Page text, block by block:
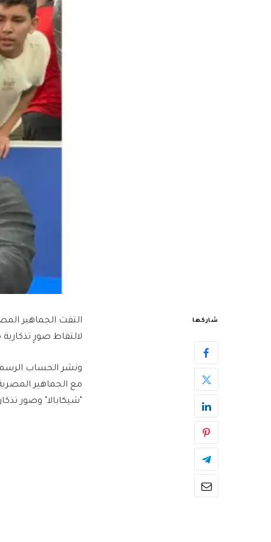
شاركها
التفت الجماهير
لالتقاط صورٍ
ونشر الحساب
مع الجماهير
‘شيكابالا’ وصور